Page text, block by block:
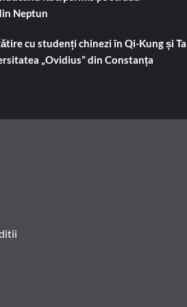
Neptun
cu studenți chinezi în Qi-Kung și
„Ovidius” din Constanța